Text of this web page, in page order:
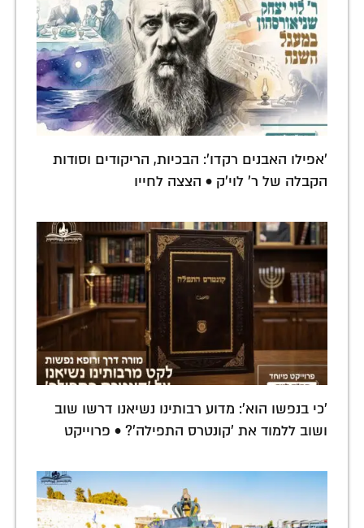
'אפילו האבנים רקדו': הבכיות, הריקודים וסודות
הקבלה של ר' לוי'ק • הצצה לחייו
'כי בנפשו הוא': מדוע רבותינו נשיאנו דרשו שוב
ושוב ללמוד את 'קונטרס התפילה'? • פרוייקט